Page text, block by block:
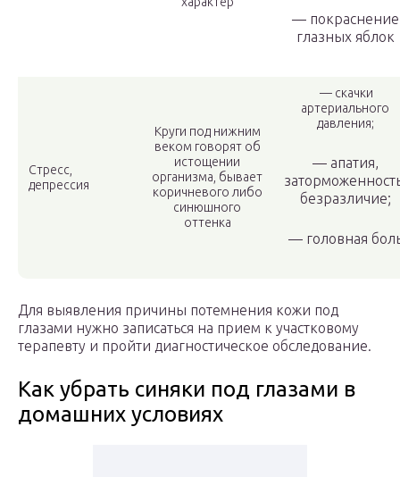
— покраснение
глазных яблок
Стресс,
депрессия
Круги под нижним
веком говорят об
истощении
организма, бывает
коричневого либо
синюшного
оттенка
— скачки
артериального
давления;
— апатия,
безразличие;
— головная
Для выявления причины потемнения кожи под
глазами нужно записаться на прием к участковому
терапевту и пройти диагностическое обследование.
Как убрать синяки под глазами в
домашних условиях